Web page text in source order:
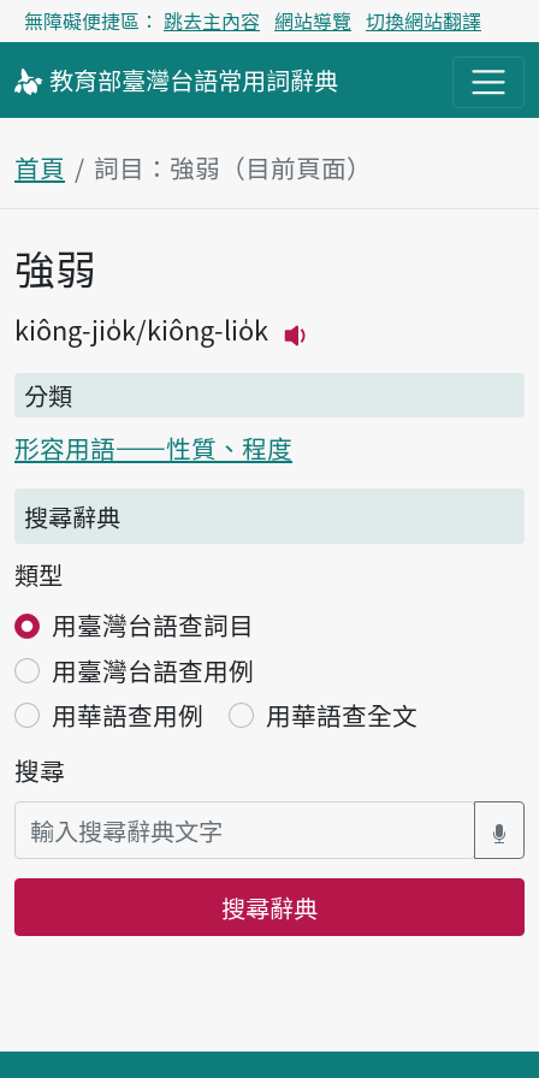
無障礙便捷區： 跳去主內容 網站導覽 切換網站翻譯
教育部臺灣台語常用詞辭典
首頁 詞目：強弱（目前頁面）
主內容區塊
強弱
kiông-jio̍k kiông-lio̍k
分類
形容用語——性質、程度
搜尋辭典
類型
用臺灣台語查詞目
用臺灣台語查用例
用華語查用例
用華語查全文
搜尋
搜尋辭典